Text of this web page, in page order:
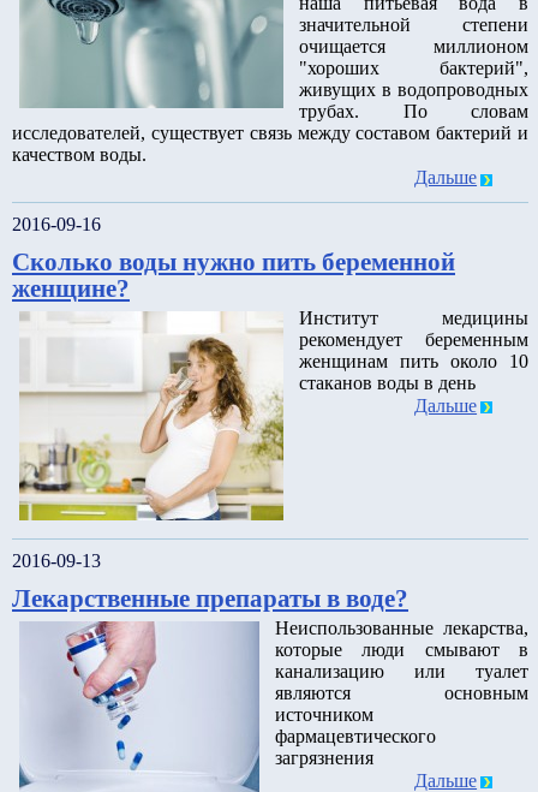
значительной степени
очищается миллионом
"хороших бактерий",
живущих в водопроводных
трубах. По словам
исследователей, существует связь между составом бактерий и
качеством воды.
Дальше
2016-09-16
Сколько воды нужно пить беременной
женщине?
Институт медицины
рекомендует беременным
женщинам пить около 10
стаканов воды в день
Дальше
2016-09-13
Лекарственные препараты в воде?
Неиспользованные лекарства,
которые люди смывают в
канализацию или туалет
являются основным
источником
фармацевтического
загрязнения
Дальше